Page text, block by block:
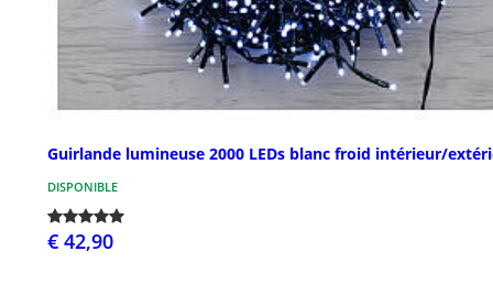
Guirlande lumineuse 2000 LEDs blanc froid intérieur/
DISPONIBLE
€ 42,90